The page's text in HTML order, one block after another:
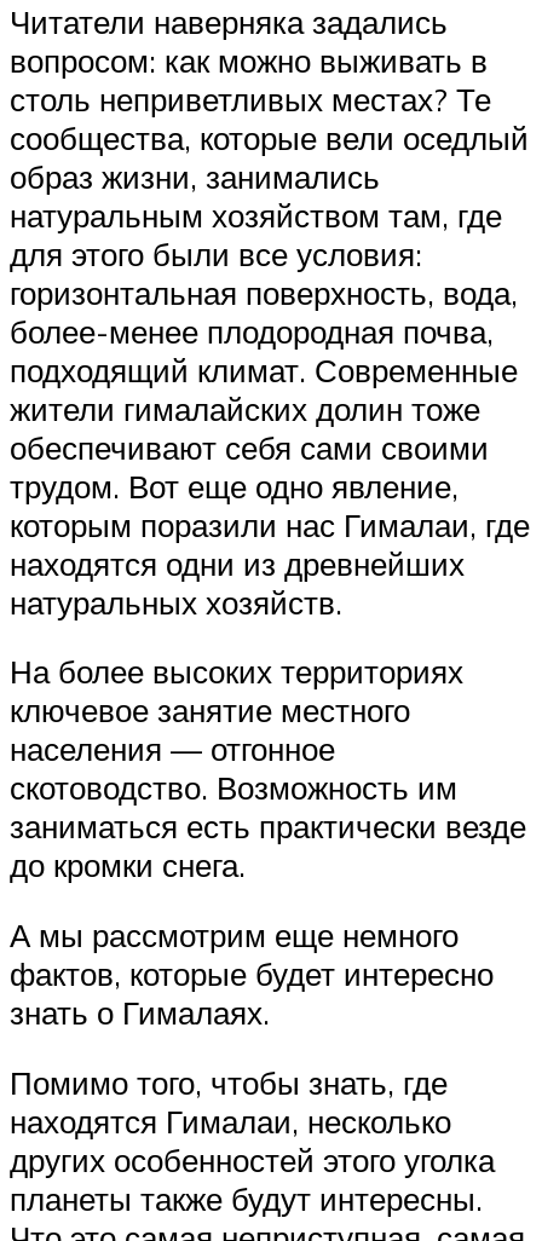
Читатели наверняка задались
вопросом: как можно выживать в
столь неприветливых местах? Те
сообщества, которые вели оседлый
образ жизни, занимались
натуральным хозяйством там, где
для этого были все условия:
горизонтальная поверхность, вода,
более-менее плодородная почва,
подходящий климат. Современные
жители гималайских долин тоже
обеспечивают себя сами своими
трудом. Вот еще одно явление,
которым поразили нас Гималаи, где
находятся одни из древнейших
натуральных хозяйств.
На более высоких территориях
ключевое занятие местного
населения — отгонное
скотоводство. Возможность им
заниматься есть практически везде
до кромки снега.
А мы рассмотрим еще немного
фактов, которые будет интересно
знать о Гималаях.
Помимо того, чтобы знать, где
находятся Гималаи, несколько
других особенностей этого уголка
планеты также будут интересны.